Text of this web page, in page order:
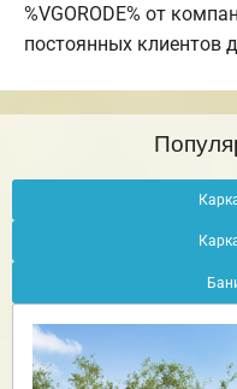
%VGORODE% от
постоянных клиентов